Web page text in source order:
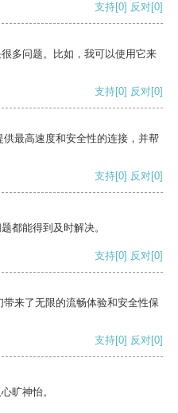
支持[0] 反对[0]
多问题。比如，我可以使用它来
支持[0] 反对[0]
最高速度和安全性的连接，并帮
支持[0] 反对[0]
都能得到及时解决。
支持[0] 反对[0]
来了无限的流畅体验和安全性保
支持[0] 反对[0]
旷神怡。